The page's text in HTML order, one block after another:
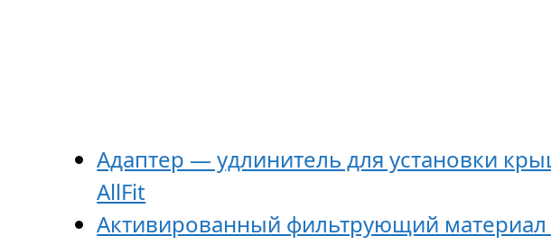
Адаптер — удлинитель для установки
AllFit
Активированный фильтрующий материал